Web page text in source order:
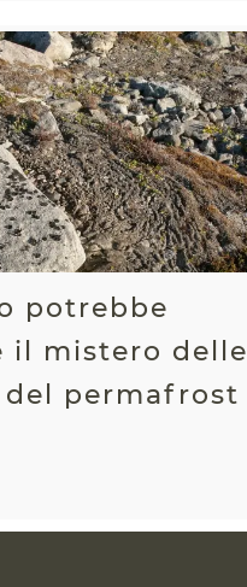
potrebbe
il mistero delle
del permafrost